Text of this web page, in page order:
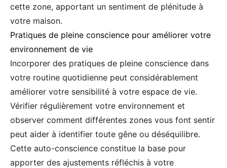
cette zone, apportant un sentiment de plénitude à
votre maison.
Pratiques de pleine conscience pour améliorer votre
environnement de vie
Incorporer des pratiques de pleine conscience dans
votre routine quotidienne peut considérablement
améliorer votre sensibilité à votre espace de vie.
Vérifier régulièrement votre environnement et
observer comment différentes zones vous font sentir
peut aider à identifier toute gêne ou déséquilibre.
Cette auto-conscience constitue la base pour
apporter des ajustements réfléchis à votre